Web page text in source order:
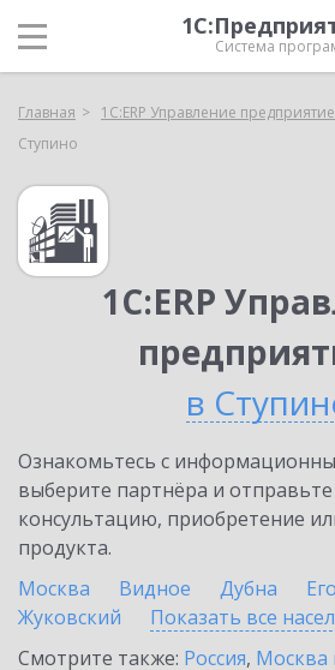
Система
Главная 1С:ERP Управление
Ступино
1С:ERP
в
Ознакомьтесь с
выберите партнёра и отправьте
консультацию, приобретение
продукта.
Москва
Видное Дубна
Жуковский
Показать все
Смотрите также: Россия, Москва